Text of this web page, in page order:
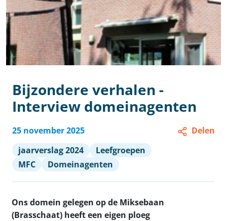
Bijzondere verhalen -
Interview domeinagenten
Delen
25 november 2025
jaarverslag 2024
Leefgroepen
MFC
Domeinagenten
Ons domein gelegen op de Miksebaan
(Brasschaat) heeft een eigen ploeg